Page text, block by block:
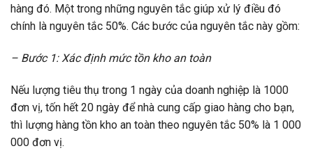
hàng đó. Một trong những nguyên tắc giúp xử lý điều đó
chính là nguyên tắc 50%. Các bước của nguyên tắc này gồm:
– Bước 1: Xác định mức tồn kho an toàn
Nếu lượng tiêu thụ trong 1 ngày của doanh nghiệp là 1000
đơn vị, tốn hết 20 ngày để nhà cung cấp giao hàng cho bạn,
thì lượng hàng tồn kho an toàn theo nguyên tắc 50% là 1 000
000 đơn vị.